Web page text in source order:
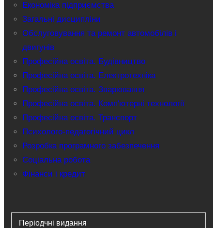
Економіка підприємства
Загальні дисципліни
Обслуговування та ремонт автомобілів і
двигунів
Професійна освіта. Будівництво
Професійна освіта. Електротехніка
Професійна освіта. Зварювання
Професійна освіта. Комп'ютерні технології
Професійна освіта. Транспорт
Психолого-педагогічний цикл
Розробка програмного забезпечення
Соціальна робота
Фінанси і кредит
Періодчні видання